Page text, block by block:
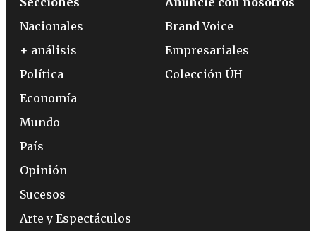
Nacionales
+ análisis
Política
Economía
Mundo
País
Opinión
Sucesos
Arte y Espectáculos
Brand Voice
Empresariales
Colección ÚH